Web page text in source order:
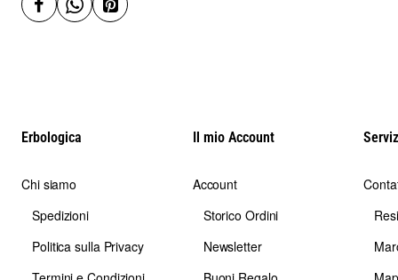
Erbologica
Chi siamo
Spedizioni
Politica sulla Privacy
Il mio Account
Account
Storico Ordini
Newsletter